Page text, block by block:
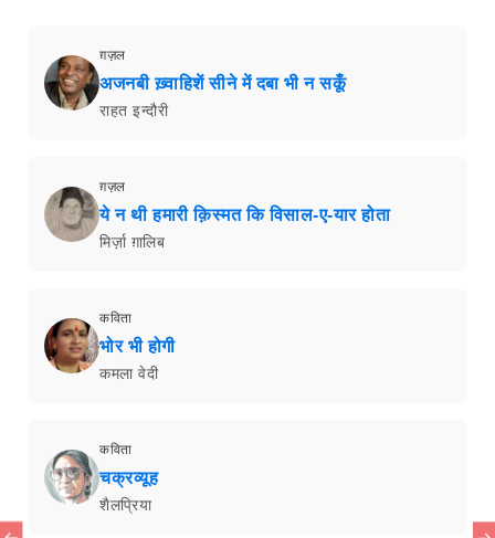
ग़ज़ल
अजनबी ख़्वाहिशें सीने में दबा भी न सकूँ
राहत इन्दौरी
ग़ज़ल
ये न थी हमारी क़िस्मत कि विसाल-ए-यार होता
मिर्ज़ा ग़ालिब
कविता
भोर भी होगी
कमला वेदी
कविता
चक्रव्यूह
शैलप्रिया